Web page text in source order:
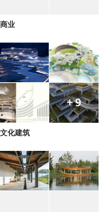
商业
+ 9
文化建筑